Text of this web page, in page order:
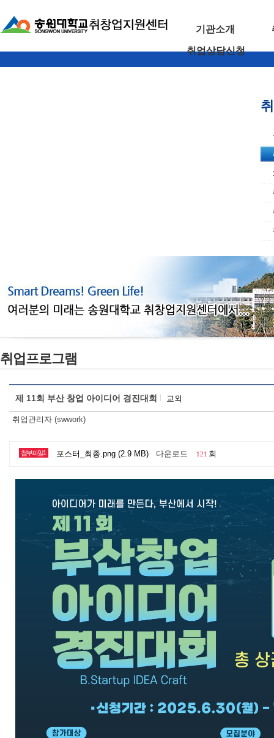
기관소개
취업상담신청
취업프로그램
제 11회 부산 창업 아이디어 경진대회 교외
취업관리자 (swwork)
첨부파일1 포스터_최종.png (2.9 MB) 다운로드 121 회